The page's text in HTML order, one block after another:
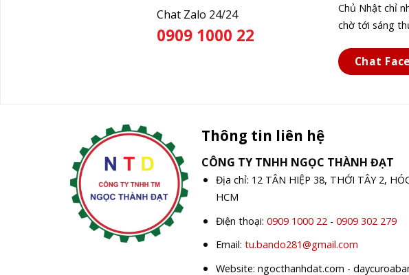
Chat Zalo 24/24
0909 1000 22
Chủ Nhật chỉ
chờ tới sáng
Chat
Thông tin liên hệ
CÔNG TY TNHH NGỌC THÀNH ĐẠT
Địa chỉ: 12 TÂN HIỆP 38, THỚI TÂY 2,
HCM
Điện thoại:0909 1000 22 -0909 302 279
Email:tu.bando281@gmail.com
Website: ngocthanhdat.com -